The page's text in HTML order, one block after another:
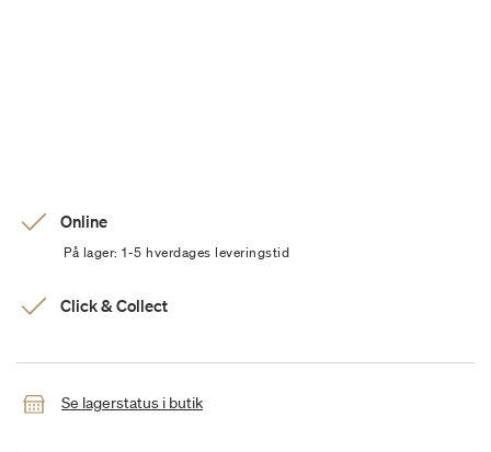
Online
På lager: 1-5 hverdages leveringstid
Click & Collect
Se lagerstatus i butik